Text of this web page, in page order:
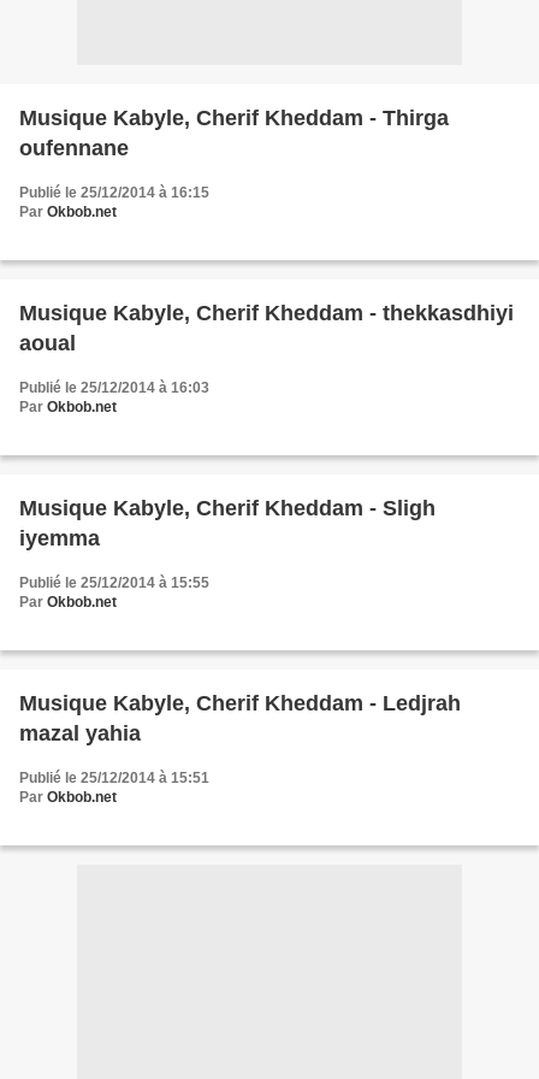
Musique Kabyle, Cherif Kheddam - Thirga
oufennane
Publié le 25/12/2014 à 16:15
Par Okbob.net
Musique Kabyle, Cherif Kheddam - thekkasdhiyi
aoual
Publié le 25/12/2014 à 16:03
Par Okbob.net
Musique Kabyle, Cherif Kheddam - Sligh
iyemma
Publié le 25/12/2014 à 15:55
Par Okbob.net
Musique Kabyle, Cherif Kheddam - Ledjrah
mazal yahia
Publié le 25/12/2014 à 15:51
Par Okbob.net